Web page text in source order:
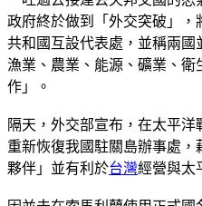
政府終於做到「外交突破」
共和國互設代表處，並稱兩
漁業、農業、能源、礦業、
作」。
隔天，外交部宣布，在太平
重新恢復我國駐關島辦事處，
夥伴」並有利於台灣經營與太